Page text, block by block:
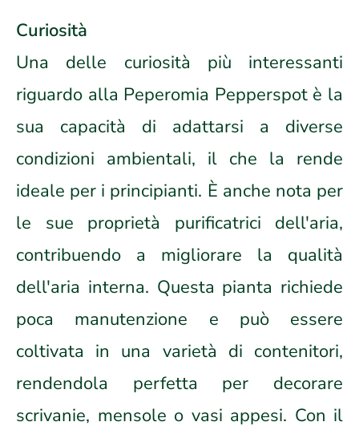
Curiosità
Una delle curiosità più interessanti
riguardo alla Peperomia Pepperspot è la
sua capacità di adattarsi a diverse
condizioni ambientali, il che la rende
ideale per i principianti. È anche nota per
le sue proprietà purificatrici dell'aria,
contribuendo a migliorare la qualità
dell'aria interna. Questa pianta richiede
poca manutenzione e può essere
coltivata in una varietà di contenitori,
rendendola perfetta per decorare
scrivanie, mensole o vasi appesi. Con il